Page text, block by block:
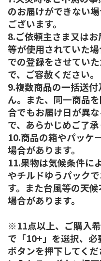
のお届けができない
ございます。
8.ご依頼主さま又は
等が使用されていた
での登録をさせてい
で、ご容赦ください。
9.複数商品の一括送
ん。また、同一商品
合でもお届け日が異
で、あらかじめご了承
10.商品の箱やパッケ
場合があります。
11.果物は気候条件に
やチルドゆうパック
す。また台風等の天
場合があります。
※11点以上、ご購入
で「10+」を選択、必
ボタンを押下してく